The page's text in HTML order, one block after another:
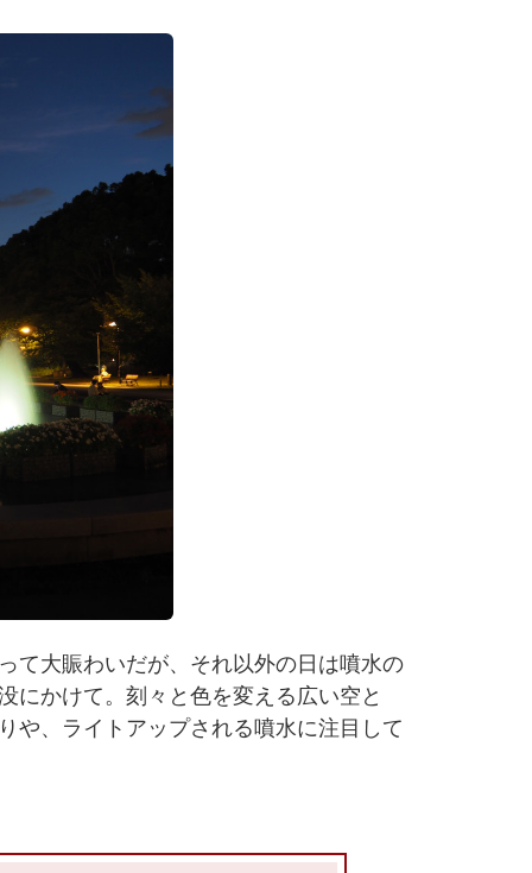
て大賑わいだが、それ以外の日は噴水の
にかけて。刻々と色を変える広い空と
や、ライトアップされる噴水に注目して